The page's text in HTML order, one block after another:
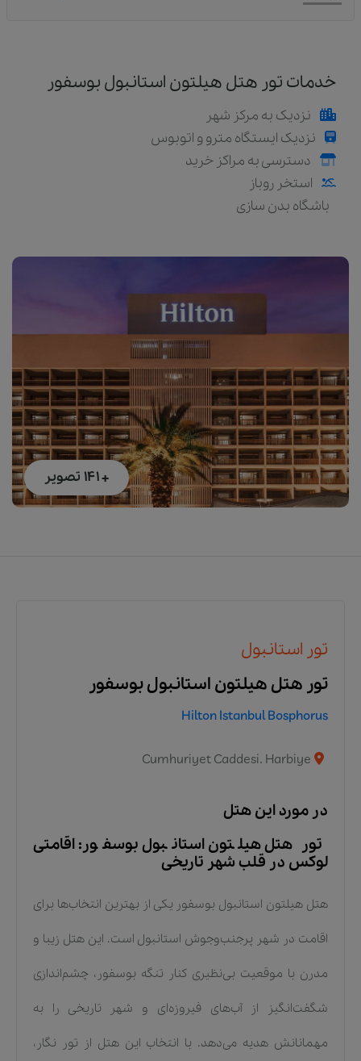
خدمات تور هتل هیلتون استانبول بوسفور
نزدیک به مرکز شهر
نزدیک ایستگاه مترو و اتوبوس
دسترسی به مراکز خرید
استخر روباز
باشگاه بدن سازی
+ 141 تصویر
تور استانبول
تور هتل هیلتون استانبول بوسفور
Hilton Istanbul Bosphorus
Cumhuriyet Caddesi. Harbiye
در مورد این هتل
تور هتل هیلتون استانبول بوسفور: اقامتی
لوکس در قلب شهر تاریخی
هتل هیلتون استانبول بوسفور یکی از بهترین انتخاب‌ها برای
اقامت در شهر پرجنب‌وجوش استانبول است. این هتل زیبا و
مدرن با موقعیت بی‌نظیری کنار تنگه بوسفور، چشم‌اندازی
شگفت‌انگیز از آب‌های فیروزه‌ای و شهر تاریخی را به
مهمانانش هدیه می‌دهد. با انتخاب این هتل از تور نگار،